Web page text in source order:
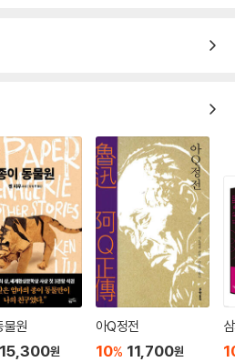
달라진다.
의 부정적인 모습 자체가 아니라 봉건적
괴하는가, 어떻게 인간을 악으로 물들이
는 한 가족으로부터 사회 전체로, 식민지
에 침윤되어 있는 사회주의 중국의 사회
함하는 20세기 중국 역사 전체로까지 확
은 지금까지도 인간의 영혼 깊숙이 드리
한 역사적 실존적 과제인 것이다. 여기서
로 자신도 그 파괴 행위의 한 가해자임과
다. 그렇기 때문에 그들의 삶의 의미를
들의 삶에는 왜곡된 모습으로일망정 어김
것이 그들의 삶에 의미를 가능케 해준
물원
15,300원
아Q정전
10% 11,700원